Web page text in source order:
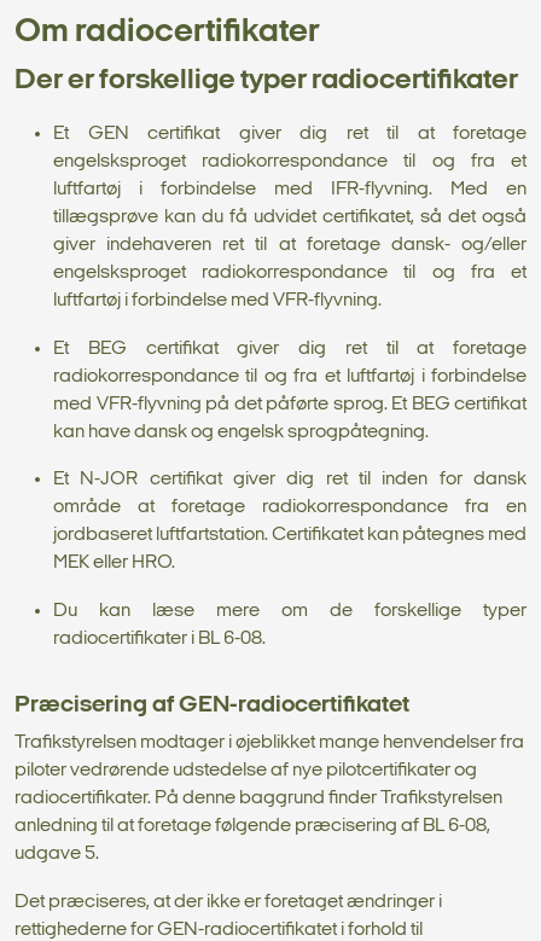
Om radiocertifikater
Der er forskellige typer radiocertifikater
Et GEN certifikat giver dig ret til at foretage
engelsksproget radiokorrespondance til og fra et
luftfartøj i forbindelse med IFR-flyvning. Med en
tillægsprøve kan du få udvidet certifikatet, så det også
giver indehaveren ret til at foretage dansk- og/eller
engelsksproget radiokorrespondance til og fra et
luftfartøj i forbindelse med VFR-flyvning.
Et BEG certifikat giver dig ret til at foretage
radiokorrespondance til og fra et luftfartøj i forbindelse
med VFR-flyvning på det påførte sprog. Et BEG certifikat
kan have dansk og engelsk sprogpåtegning.
Et N-JOR certifikat giver dig ret til inden for dansk
område at foretage radiokorrespondance fra en
jordbaseret luftfartstation. Certifikatet kan påtegnes med
MEK eller HRO.
Du kan læse mere om de forskellige typer
radiocertifikater i BL 6-08.
Præcisering af GEN-radiocertifikatet
Trafikstyrelsen modtager i øjeblikket mange henvendelser fra
piloter vedrørende udstedelse af nye pilotcertifikater og
radiocertifikater. På denne baggrund finder Trafikstyrelsen
anledning til at foretage følgende præcisering af BL 6-08,
udgave 5.
Det præciseres, at der ikke er foretaget ændringer i
rettighederne for GEN-radiocertifikatet i forhold til